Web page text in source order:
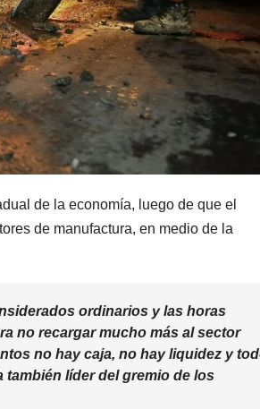
de la economía, luego de que el
de manufactura, en medio de la
ordinarios y las horas
no recargar mucho más al sector
no hay caja, no hay liquidez y
también líder del gremio de los